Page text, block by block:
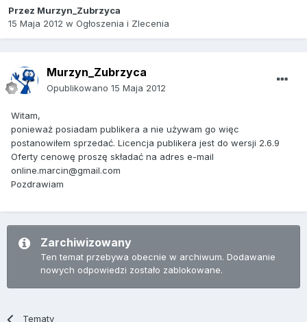
Przez Murzyn_Zubrzyca
15 Maja 2012 w Ogłoszenia i Zlecenia
Murzyn_Zubrzyca
Opublikowano 15 Maja 2012
Witam,
ponieważ posiadam publikera a nie używam go więc
postanowiłem sprzedać. Licencja publikera jest do wersji 2.6.9
Oferty cenowę proszę składać na adres e-mail
online.marcin@gmail.com
Pozdrawiam
Zarchiwizowany
Ten temat przebywa obecnie w archiwum. Dodawanie
nowych odpowiedzi zostało zablokowane.
Tematy